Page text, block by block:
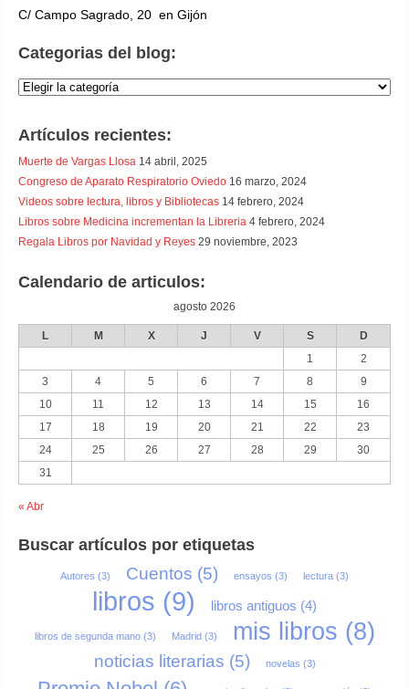
C/ Campo Sagrado, 20 en Gijón
Categorias del blog:
Categorias
del
Artículos recientes:
Muerte de Vargas Llosa 14 abril, 2025
Congreso de Aparato Respiratorio Oviedo 16 marzo, 2024
Videos sobre lectura, libros y Bibliotecas 14 febrero, 2024
Libros sobre Medicina incrementan la Libreria 4 febrero, 2024
Regala Libros por Navidad y Reyes 29 noviembre, 2023
Calendario de articulos:
agosto 2026
L M X J V S
D
1
2
3
4 5 6 7 8
9
10
11 12 13 14 15
16
17
18 19 20 21 22
23
24
25 26 27 28 29
30
31
« Abr
Buscar artículos por etiquetas
Autores (3) Cuentos (5) ensayos (3) lectura (3)
libros (9) libros antiguos (4)
libros de segunda mano(3) Madrid(3) mis libros (8)
noticias literarias (5) novelas (3)